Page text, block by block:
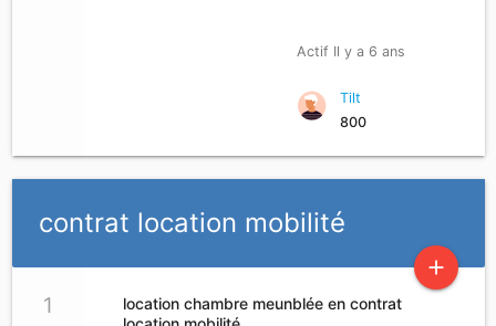
Actif Il y a 6 ans
Tilt
800
contrat location mobilité
add
1
location chambre meunblée en contrat